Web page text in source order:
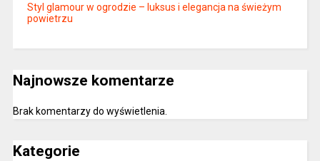
Styl glamour w ogrodzie – luksus i elegancja na świeżym
powietrzu
Najnowsze komentarze
Brak komentarzy do wyświetlenia.
Kategorie